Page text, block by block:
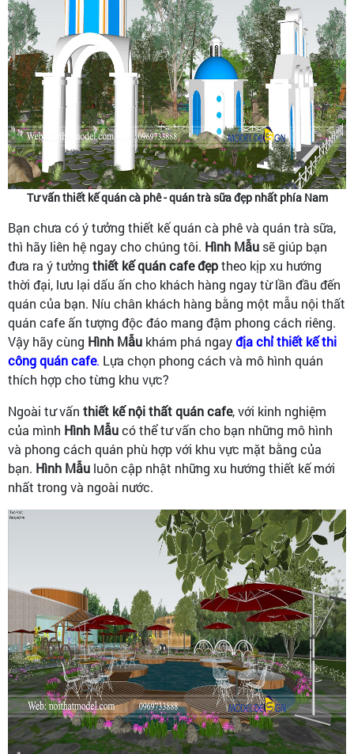
Tư vấn thiết kế quán cà phê - quán trà sữa đẹp nhất phía Nam
Bạn chưa có ý tưởng thiết kế quán cà phê và quán trà sữa,
thì hãy liên hệ ngay cho chúng tôi. Hình Mẫu sẽ giúp bạn
đưa ra ý tưởng thiết kế quán cafe đẹptheo kịp xu hướng
thời đại, lưu lại dấu ấn cho khách hàng ngay từ lần đầu đến
quán của bạn. Níu chân khách hàng bằng một mẫu nội thất
quán cafe ấn tượng độc đáo mang đậm phong cách riêng.
Vậy hãy cùng Hình Mẫu khám phá ngayđịa chỉ thiết kế thi
công quán cafe. Lựa chọn phong cách và mô hình quán
thích hợp cho từng khu vực?
Ngoài tư vấn thiết kế nội thất quán cafe, với kinh nghiệm
của mình Hình Mẫucó thể tư vấn cho bạn những mô hình
và phong cách quán phù hợp với khu vực mặt bằng của
bạn. Hình Mẫu luôn cập nhật những xu hướng thiết kế mới
nhất trong và ngoài nước.